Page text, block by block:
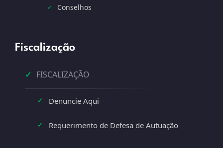
✓ Conselhos
Fiscalização
✓ FISCALIZAÇÃO
✓ Denuncie Aqui
✓ Requerimento de Defesa de Autuação